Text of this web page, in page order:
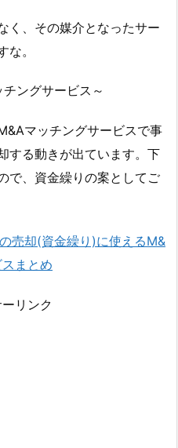
く、その媒介となったサー
。
ングサービス～
マッチングサービスで事
する動きが出ています。下
で、資金繰りの案としてご
売却(資金繰り)に使えるM&
まとめ
リンク